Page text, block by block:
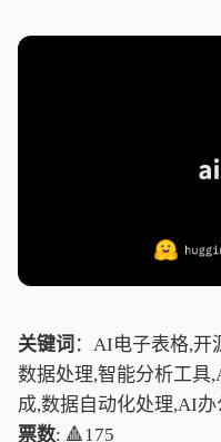
关键词 ：AI电子表格,开
数据处理,智能分析工具
成,数据自动化处理,AI
票数: 🔺175